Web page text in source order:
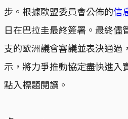
步。根據歐盟委員會公佈的信
日在巴拉圭最終簽署。最終儘
支的歐洲議會審議並表決通過
示，將力爭推動協定盡快進入
點入標題閱讀。